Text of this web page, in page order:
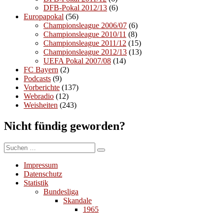
DFB-Pokal 2012/13 (6)
Europapokal (56)
Championsleague 2006/07 (6)
Championsleague 2010/11 (8)
Championsleague 2011/12 (15)
Championsleague 2012/13 (13)
UEFA Pokal 2007/08 (14)
FC Bayern (2)
Podcasts (9)
Vorberichte (137)
Webradio (12)
Weisheiten (243)
Nicht fündig geworden?
Suchen
nach:
Suchen
Impressum
Datenschutz
Statistik
Bundesliga
Skandale
1965